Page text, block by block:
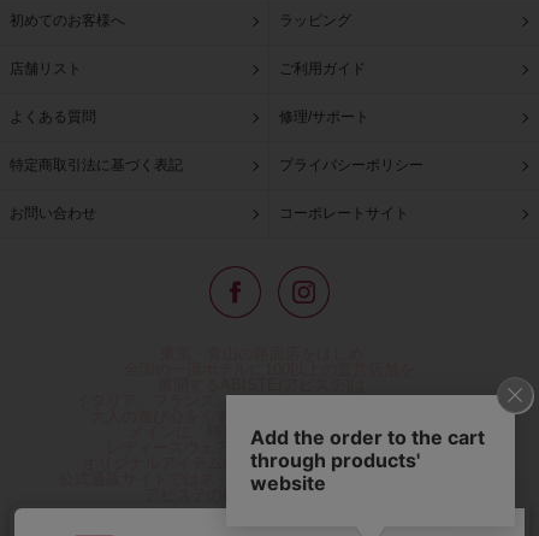
初めてのお客様へ ラッピング
店舗リスト ご利用ガイド
よくある質問 修理/サポート
特定商取引法に基づく表記 プライバシーポリシー
お問い合わせ コーポレートサイト
イタリア、フランス、アメリカなどからインポートした
メインに、時計、バッグ、財布、小物、
レディースウェアや、ここでしか手に入らない
オリジナルアイテムなどを幅広くご用意しています。
公式通販サイトではネックレスやイヤリングをはじめとする
アビステの幅広い商品を取り揃え、
人気ランキングやテレビなどメディア着用商品、